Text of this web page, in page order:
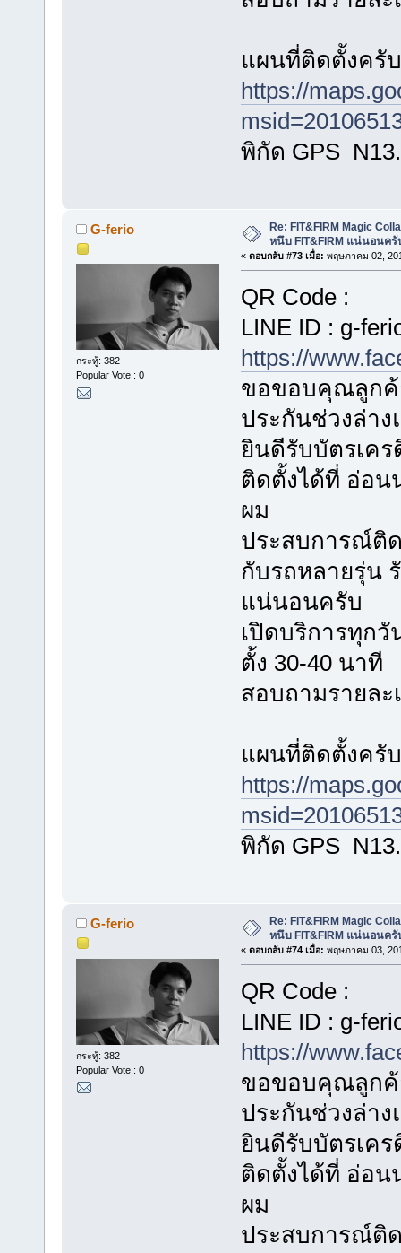
แผนที่ติดตั้งครับ
https://
พิกัด GPS
G-ferio
กระทู้: 382
Popular Vote : 0
Re: FIT&FIRM Magic
หนึบ FIT&FIRM แน่นอนครั
« ตอบกลับ #73 เมื่อ: พฤษภาคม 02,
QR Code :
LINE ID : g-
https://
ขอขอบคุณลูกค้
ประกันช่วงล่า
ยินดีรับบัตรเค
ติดตั้งได้ที่ อ่อน
ผม
ประสบการณ์ติ
กับรถหลายรุ่น
แน่นอนครับ
เปิดบริการทุกวั
ตั้ง 30-40 นาที
สอบถามรายละ
แผนที่ติดตั้งครับ
https://
พิกัด GPS
G-ferio
กระทู้: 382
Popular Vote : 0
Re: FIT&FIRM Magic
หนึบ FIT&FIRM แน่นอนครั
« ตอบกลับ #74 เมื่อ: พฤษภาคม 03,
QR Code :
LINE ID : g-
https://
ขอขอบคุณลูกค้
ประกันช่วงล่า
ยินดีรับบัตรเค
ติดตั้งได้ที่ อ่อน
ผม
ประสบการณ์ติ